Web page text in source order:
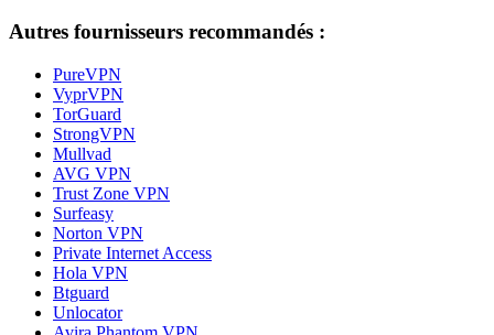
Autres fournisseurs recommandés :
PureVPN
VyprVPN
TorGuard
StrongVPN
Mullvad
AVG VPN
Trust Zone VPN
Surfeasy
Norton VPN
Private Internet Access
Hola VPN
Btguard
Unlocator